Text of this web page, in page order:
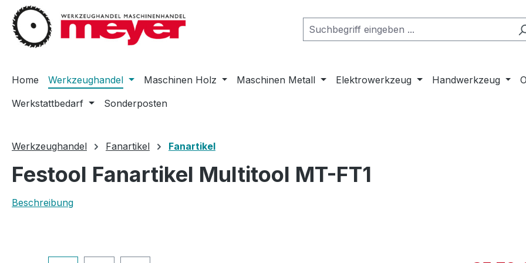
Hauptinhalt springen
Zur Suche springen
Zur Hauptnavigation springen
Home Werkzeughandel Maschinen Holz Maschinen Metall Elektrowerkzeug Handwerkzeug
Werkstattbedarf
Sonderposten
Werkzeughandel Fanartikel Fanartikel
Festool Fanartikel Multitool MT-FT1
Beschreibung